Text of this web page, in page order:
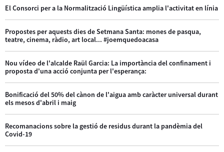
El Consorci per a la Normalització Lingüística amplia l'activitat en línia
Propostes per aquests dies de Setmana Santa: mones de pasqua,
teatre, cinema, ràdio, art local... #joemquedoacasa
Nou vídeo de l'alcalde Raül Garcia: La importància del confinament i
proposta d'una acció conjunta per l'esperança:
Bonificació del 50% del cànon de l'aigua amb caràcter universal durant
els mesos d'abril i maig
Recomanacions sobre la gestió de residus durant la pandèmia del
Covid-19